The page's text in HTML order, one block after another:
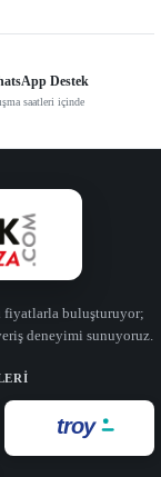
Destek
saatleri içinde
fiyatlarla buluşturuyor;
deneyimi sunuyoruz.
troy